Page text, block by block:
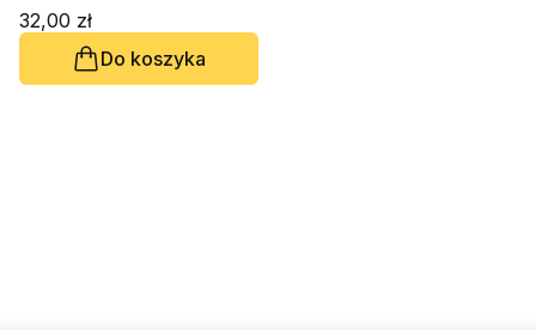
32,00 zł
Do koszyka